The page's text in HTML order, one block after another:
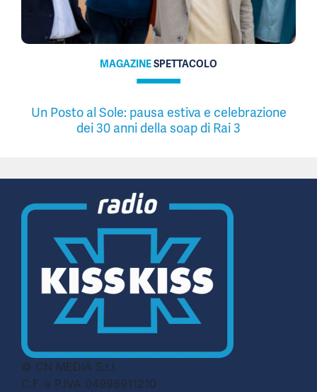
MAGAZINESPETTACOLO
Un Posto al Sole: pausa estiva e celebrazione
dei 30 anni della soap di Rai 3
© CN MEDIA S.r.l.
C.F. e P.IVA 04998911210